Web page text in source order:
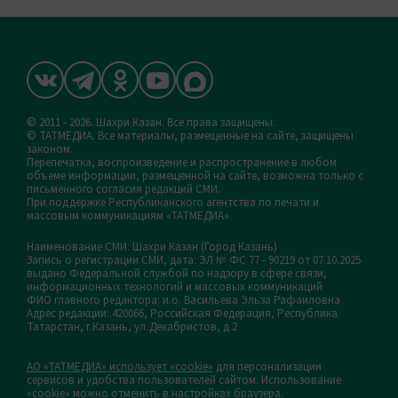
© 2011 - 2026. Шахри Казан. Все права защищены.
© ТАТМЕДИА. Все материалы, размещенные на сайте, защищены
законом.
Перепечатка, воспроизведение и распространение в любом
объеме информации, размещенной на сайте, возможна только с
письменного согласия редакций СМИ.
При поддержке Республиканского агентства по печати и
массовым коммуникациям «ТАТМЕДИА».
Наименование СМИ: Шахри Казан (Город Казань)
Запись о регистрации СМИ, дата: ЭЛ № ФС 77 - 90219 от 07.10.2025
выдано Федеральной службой по надзору в сфере связи,
информационных технологий и массовых коммуникаций
ФИО главного редактора: и.о. Васильева Эльза Рафаиловна
Адрес редакции: 420066, Российская Федерация, Республика
Татарстан, г.Казань, ул.Декабристов, д.2
АО «ТАТМЕДИА» использует «cookie» для персонализации
сервисов и удобства пользователей сайтом. Использование
«cookie» можно отменить в настройках браузера.